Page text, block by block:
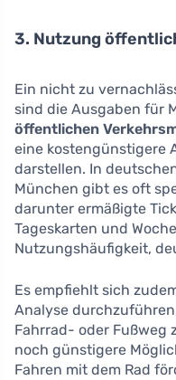
3. Nutzung
Ein nicht zu
sind die Ausgaben für
öffentlichen
eine kostengünstigere
darstellen. In
München gibt es oft
darunter ermäßigte
Tageskarten und
Nutzungshäufigkeit,
Es empfiehlt sich
Analyse
Fahrrad- oder Fußweg
noch günstigere
Fahren mit dem Rad